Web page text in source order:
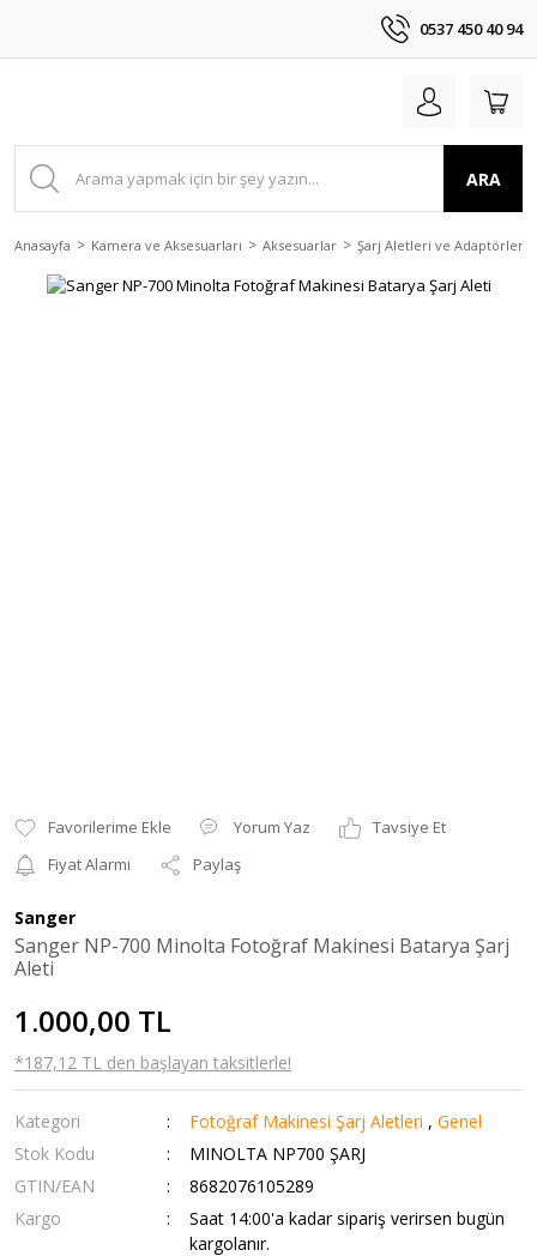
0537 450 40 94
ARA
Anasayfa Kamera ve Aksesuarları Aksesuarlar Şarj Aletleri ve Adaptörler
Yorum Yaz
Tavsiye Et
Fiyat Alarmı
Paylaş
Sanger
Sanger NP-700 Minolta Fotoğraf Makinesi Batarya Şarj
Aleti
1.000,00 TL
*187,12 TL den başlayan taksitlerle!
Kategori Fotoğraf Makinesi Şarj Aletleri ,Genel
Stok Kodu
MINOLTA NP700 ŞARJ
GTIN/EAN
8682076105289
Kargo
Saat 14:00'a kadar sipariş verirsen bugün
kargolanır.